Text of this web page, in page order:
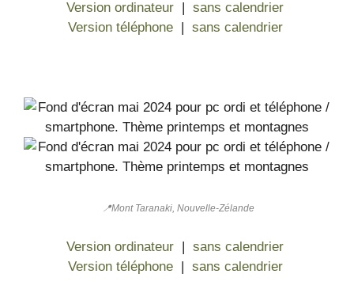
Version ordinateur
sans calendrier
Version téléphone| sans calendrier
📍Mont Taranaki, Nouvelle-Zélande
Version ordinateur
sans calendrier
Version téléphone| sans calendrier